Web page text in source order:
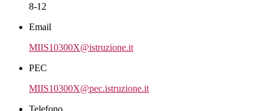
8-12
Email
MIIS10300X@istruzione.it
PEC
MIIS10300X@pec.istruzione.it
Telefono